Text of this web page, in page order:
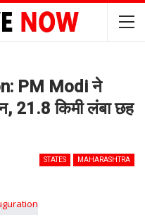
PM Modi ने
21.8 किमी लंबा छह
STATES MAHARASHTRA